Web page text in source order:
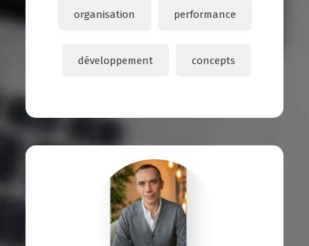
organisation performance
développement concepts